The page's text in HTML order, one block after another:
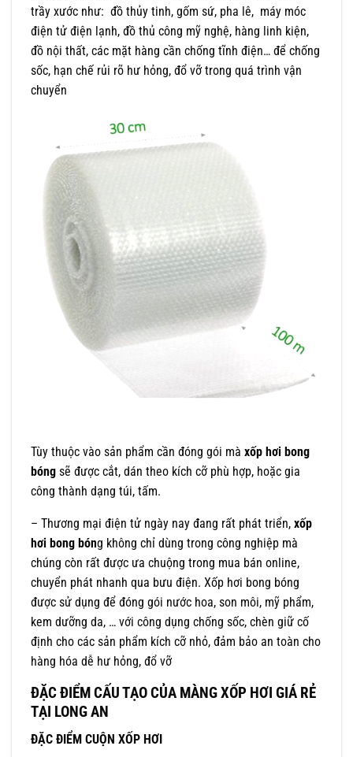
trầy xước như: đồ thủy tinh, gốm sứ, pha lê, máy móc
điện tử điện lạnh, đồ thủ công mỹ nghệ, hàng linh kiện,
đồ nội thất, các mặt hàng cần chống tĩnh điện… để chống
sốc, hạn chế rủi rõ hư hỏng, đổ vỡ trong quá trình vận
chuyển
Tùy thuộc vào sản phẩm cần đóng gói mà xốp hơi bong
bóng sẽ được cắt, dán theo kích cỡ phù hợp, hoặc gia
công thành dạng túi, tấm.
– Thương mại điện tử ngày nay đang rất phát triển, xốp
hơi bong bóng không chỉ dùng trong công nghiệp mà
chúng còn rất được ưa chuộng trong mua bán online,
chuyển phát nhanh qua bưu điện. Xốp hơi bong bóng
được sử dụng để đóng gói nước hoa, son môi, mỹ phẩm,
kem dưỡng da, … với công dụng chống sốc, chèn giữ cố
định cho các sản phẩm kích cỡ nhỏ, đảm bảo an toàn cho
hàng hóa dễ hư hỏng, đổ vỡ
ĐẶC ĐIỂM CẤU TẠO CỦA MÀNG XỐP HƠI GIÁ RẺ
TẠI LONG AN
ĐẶC ĐIỂM CUỘN XỐP HƠI